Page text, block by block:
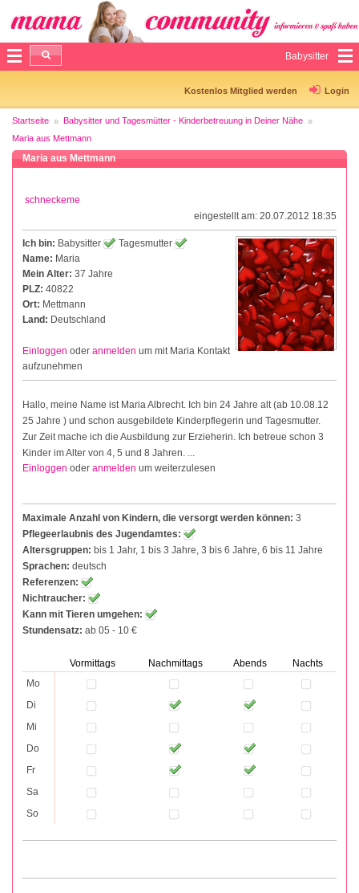
Babysitter
Kostenlos Mitglied werden Login
Startseite
Babysitter und Tagesmütter - Kinderbetreuung in Deiner Nähe
Maria aus Mettmann
Maria aus Mettmann
schneckeme
eingestellt am: 20.07.2012 18:35
Ich bin: Babysitter
Tagesmutter
Name: Maria
Mein Alter: 37 Jahre
PLZ: 40822
Ort: Mettmann
Land: Deutschland
Einloggen oder anmelden um mit Maria Kontakt
aufzunehmen
Hallo, meine Name ist Maria Albrecht. Ich bin 24 Jahre alt (ab 10.08.12
25 Jahre ) und schon ausgebildete Kinderpflegerin und Tagesmutter.
Zur Zeit mache ich die Ausbildung zur Erzieherin. Ich betreue schon 3
Kinder im Alter von 4, 5 und 8 Jahren. ...
Einloggen oder anmelden um weiterzulesen
Maximale Anzahl von Kindern, die versorgt werden können: 3
Pflegeerlaubnis des Jugendamtes:
Altersgruppen: bis 1 Jahr, 1 bis 3 Jahre, 3 bis 6 Jahre, 6 bis 11 Jahre
Sprachen: deutsch
Referenzen:
Nichtraucher:
Kann mit Tieren umgehen:
Stundensatz: ab 05 - 10 €
Vormittags Nachmittags Abends
Nachts
Mo
Di
Mi
Do
Fr
Sa
So